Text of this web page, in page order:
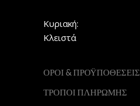
Κυριακή:
Κλειστά
ΟΡΟΙ & ΠΡΟΫΠΟΘΕΣΕΙΣ
ΤΡΟΠΟΙ ΠΛΗΡΩΜΗΣ